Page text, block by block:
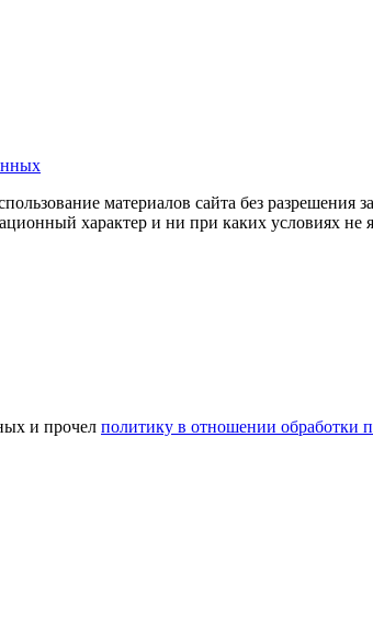
материалов сайта без разрешения
характер и ни при каких условиях не
и прочел политику в отношении обработки